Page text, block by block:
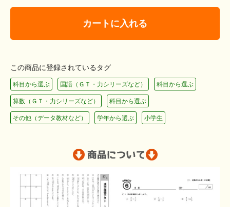
カートに入れる
この商品に登録されているタグ
科目から選ぶ 国語（ＧＴ・力シリーズなど） 科目から選ぶ
算数（ＧＴ・力シリーズなど） 科目から選ぶ
その他（データ教材など） 学年から選ぶ 小学生